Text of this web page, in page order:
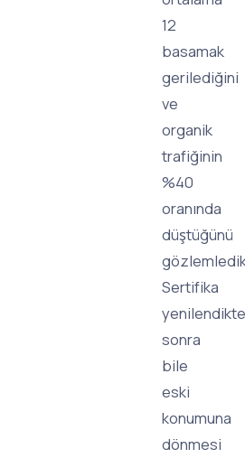
12
basamak
gerilediğini
ve
organik
trafiğinin
%40
oranında
düştüğünü
Sertifika
sonra
bile
eski
konumuna
dönmesi